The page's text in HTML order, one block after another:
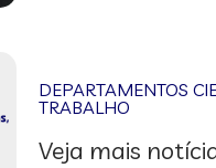
DEPARTAMENTOS
TRABALHO
Veja mais